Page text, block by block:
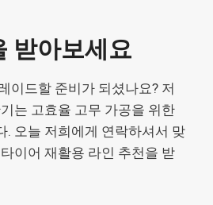
받아보세요
이드할 준비가 되셨나요? 저
는 고효율 고무 가공을 위한
. 오늘 저희에게 연락하셔서 맞
이어 재활용 라인 추천을 받